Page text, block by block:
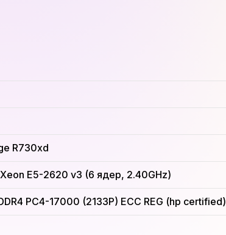
R730xd
E5-2620 v3 (6 ядер, 2.40GHz)
PC4-17000 (2133P) ECC REG (hp certified)